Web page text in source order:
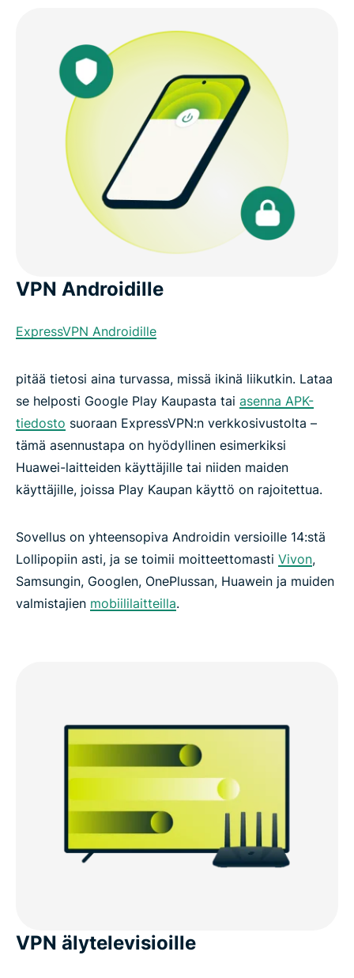
VPN Androidille
ExpressVPN Androidille
pitää tietosi aina turvassa, missä ikinä liikutkin. Lataa
se helposti Google Play Kaupasta tai asenna APK-
tiedosto suoraan ExpressVPN:n verkkosivustolta –
tämä asennustapa on hyödyllinen esimerkiksi
Huawei-laitteiden käyttäjille tai niiden maiden
käyttäjille, joissa Play Kaupan käyttö on rajoitettua.
Sovellus on yhteensopiva Androidin versioille 14:stä
Lollipopiin asti, ja se toimii moitteettomasti Vivon,
Samsungin, Googlen, OnePlussan, Huawein ja muiden
valmistajien mobiililaitteilla.
VPN älytelevisioille